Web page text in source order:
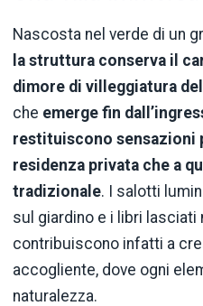
Nascosta nel verde di un
la struttura conserva il
dimore di villeggiatura
che emerge fin
restituiscono sensazioni
residenza privata che a
tradizionale. I salotti
sul giardino e i libri
contribuiscono infatti a
accogliente, dove ogni
naturalezza.